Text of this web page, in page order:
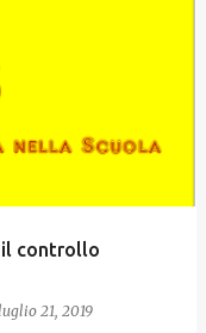
il controllo
21, 2019